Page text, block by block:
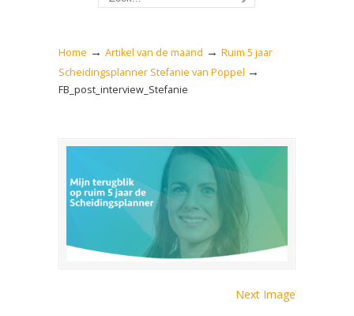
Home → Artikel van de maand → Ruim 5 jaar
Scheidingsplanner Stefanie van Poppel →
FB_post_interview_Stefanie
Next Image